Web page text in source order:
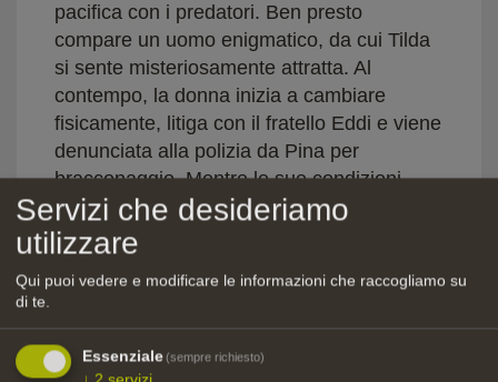
pacifica con i predatori. Ben presto
compare un uomo enigmatico, da cui Tilda
si sente misteriosamente attratta. Al
contempo, la donna inizia a cambiare
fisicamente, litiga con il fratello Eddi e viene
denunciata alla polizia da Pina per
bracconaggio. Mentre le sue condizioni
peggiorano, Tilda si rende conto che si sta
tras-formando proprio nell’animale che
ciò che le rimane è la foresta, dove lo
attendendo.
Servizi che desideriamo
utilizzare
Qui puoi vedere e modificare le informazioni che raccogliamo su
di te.
Essenziale(sempre richiesto)